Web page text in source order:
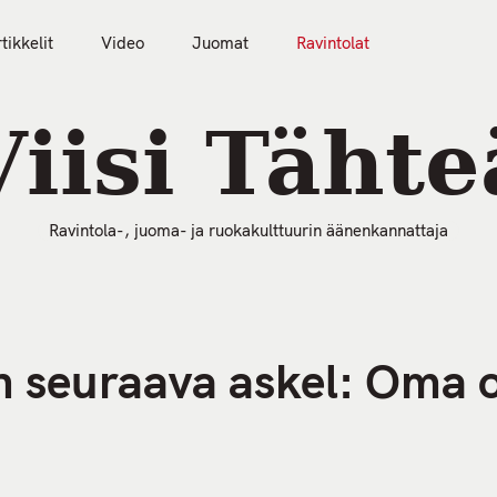
Video Juomat Ravintolat
Ravintola-, juoma- ja ruokakulttuurin äänenkannattaja
seuraava askel: